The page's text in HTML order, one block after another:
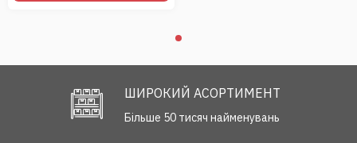
ШИРОКИЙ АСОРТИМЕНТ
Більше 50 тисяч найменувань